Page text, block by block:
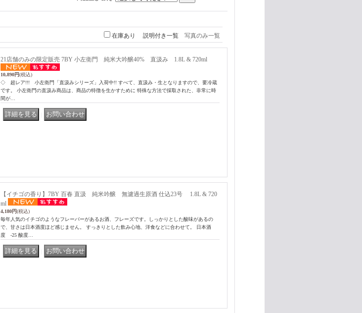
在庫あり 説明付き一覧 写真のみ一覧
21店舗のみの限定販売 7BY 小左衛門 純米大吟醸40% 直汲み 1.8L & 720ml
10,890円(税込)
◇ 超レア!!! 小左衛門「直汲みシリーズ」入荷中!! すべて、直汲み・生となりますので、要冷蔵
です。 小左衛門の直汲み商品は、商品の特徴を生かすために 特殊な方法で採取された、非常に時
間が…
【イチゴの香り】7BY 百春 直汲 純米吟醸 無濾過生原酒 仕込23号 1.8L & 720
ml
4,180円(税込)
毎年人気のイチゴのようなフレーバーがあるお酒、フレーズです。しっかりとした酸味があるの
で、甘さは日本酒度ほど感じません。 すっきりとした飲み心地、洋食などに合わせて。 日本酒
度 -25 酸度…